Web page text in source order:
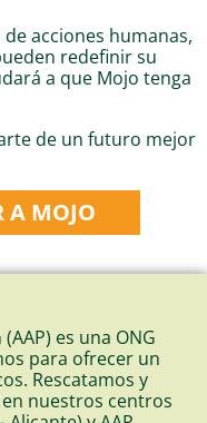
acciones humanas,
redefinir su
a que Mojo tenga
de un futuro mejor
A MOJO
es una ONG
para ofrecer un
Rescatamos y
nuestros centros